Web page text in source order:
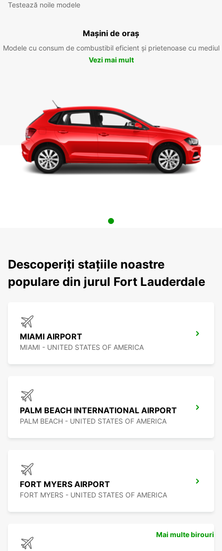
Testează noile modele
Mașini de oraș
Modele cu consum de combustibil eficient și prietenoase cu mediul
Vezi mai mult
Descoperiți stațiile noastre
populare din jurul Fort Lauderdale
MIAMI AIRPORT
MIAMI - UNITED STATES OF AMERICA
PALM BEACH INTERNATIONAL AIRPORT
PALM BEACH - UNITED STATES OF AMERICA
FORT MYERS AIRPORT
FORT MYERS - UNITED STATES OF AMERICA
Mai multe birouri